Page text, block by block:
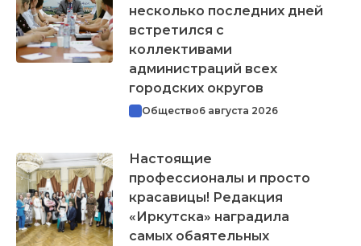
несколько последних дней
встретился с
коллективами
администраций всех
городских округов
Общество6 августа 2026
Настоящие
профессионалы и просто
красавицы! Редакция
«Иркутска» наградила
самых обаятельных